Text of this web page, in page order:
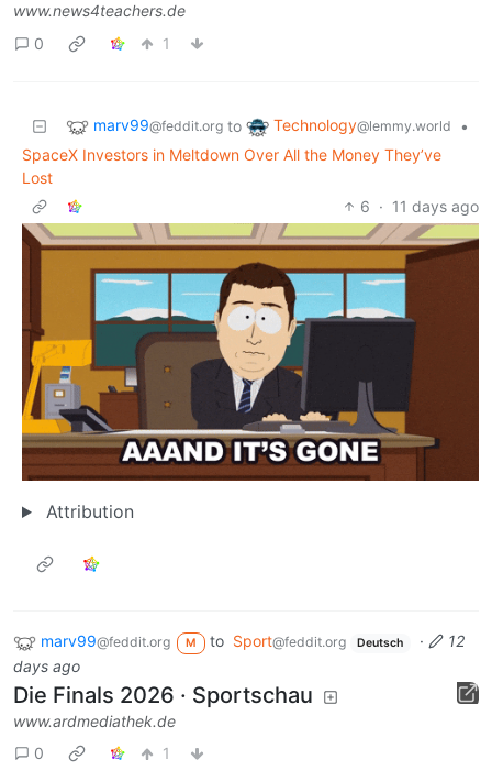
www.news4teachers.de
0
1
marv99@feddit.org to Technology@lemmy.world
•
SpaceX Investors in Meltdown Over All the Money They’ve
Lost
6 · 11 days ago
Attribution
marv99@feddit.org M to Sport@feddit.org Deutsch ·
12
days ago
Die Finals 2026 · Sportschau
www.ardmediathek.de
0
1